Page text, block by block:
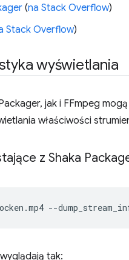
(na Stack Overflow)
Stack Overflow)
wyświetlania
jak i FFmpeg
właściwości
z Shaka
tak: